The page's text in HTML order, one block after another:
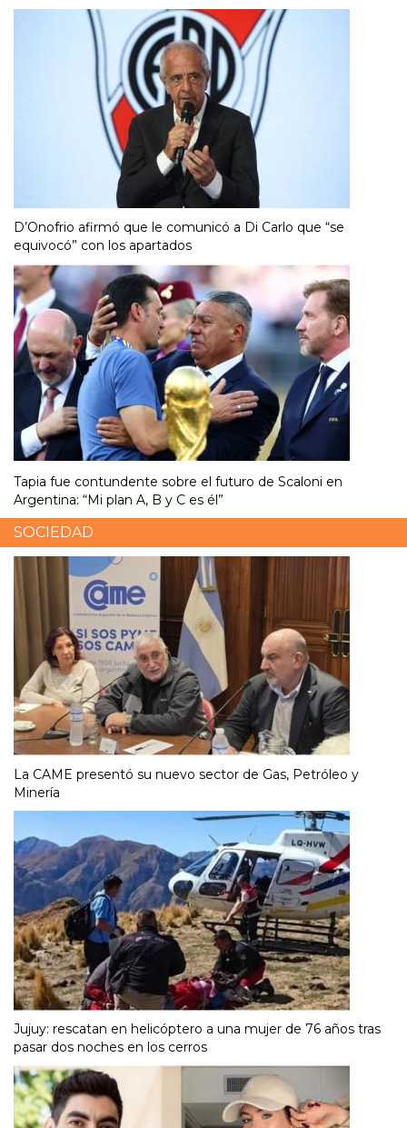
D’Onofrio afirmó que le comunicó a Di Carlo que “se
equivocó” con los apartados
Tapia fue contundente sobre el futuro de Scaloni en
Argentina: “Mi plan A, B y C es él”
SOCIEDAD
La CAME presentó su nuevo sector de Gas, Petróleo y
Minería
Jujuy: rescatan en helicóptero a una mujer de 76 años tras
pasar dos noches en los cerros